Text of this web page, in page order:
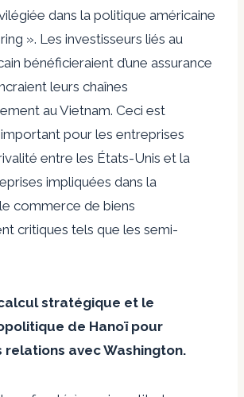
dans la politique américaine
». Les investisseurs liés au
bénéficieraient d’une assurance
leurs chaînes
au Vietnam. Ceci est
pour les entreprises
entre les États-Unis et la
impliquées dans la
commerce de biens
critiques tels que les semi-
stratégique et le
de Hanoï pour
relations avec Washington.